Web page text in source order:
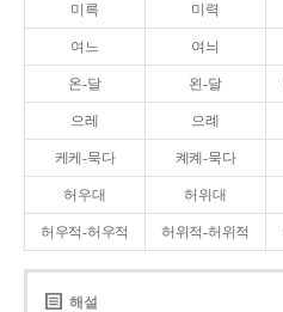
미륵 미력
여느 여늬
온-달 왼-달
으레 으례
케케-묵다 켸켸-묵다
허우대 허위대
허우적-허우적 허위적-허위적
해설